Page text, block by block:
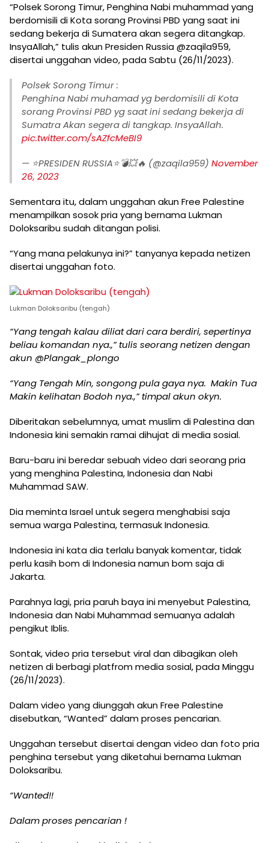
“Polsek Sorong Timur, Penghina Nabi muhammad yang
berdomisili di Kota sorang Provinsi PBD yang saat ini
sedang bekerja di Sumatera akan segera ditangkap.
InsyaAllah,” tulis akun Presiden Russia @zaqila959,
disertai unggahan video, pada Sabtu (26/11/2023).
Polsek Sorong Timur :
Penghina Nabi muhamad yg berdomisili di Kota
sorang Provinsi PBD yg saat ini sedang bekerja di
Sumatra Akan segera di tangkap. InsyaAllah.
pic.twitter.com/sAZfcMeBI9
— ⭐PRESIDEN RUSSIA⭐💣💥🔥 (@zaqila959) November
26, 2023
Sementara itu, dalam unggahan akun Free Palestine
menampilkan sosok pria yang bernama Lukman
Doloksaribu sudah ditangan polisi.
“Yang mana pelakunya ini?” tanyanya kepada netizen
disertai unggahan foto.
Lukman Doloksaribu (tengah)
“Yang tengah kalau diliat dari cara berdiri, sepertinya
beliau komandan nya.,” tulis seorang netizen dengan
akun @Plangak_plongo
“Yang Tengah Min, songong pula gaya nya. Makin Tua
Makin kelihatan Bodoh nya.,” timpal akun okyn.
Diberitakan sebelumnya, umat muslim di Palestina dan
Indonesia kini semakin ramai dihujat di media sosial.
Baru-baru ini beredar sebuah video dari seorang pria
yang menghina Palestina, Indonesia dan Nabi
Muhammad SAW.
Dia meminta Israel untuk segera menghabisi saja
semua warga Palestina, termasuk Indonesia.
Indonesia ini kata dia terlalu banyak komentar, tidak
perlu kasih bom di Indonesia namun bom saja di
Jakarta.
Parahnya lagi, pria paruh baya ini menyebut Palestina,
Indonesia dan Nabi Muhammad semuanya adalah
pengikut Iblis.
Sontak, video pria tersebut viral dan dibagikan oleh
netizen di berbagi platfrom media sosial, pada Minggu
(26/11/2023).
Dalam video yang diunggah akun Free Palestine
disebutkan, “Wanted” dalam proses pencarian.
Unggahan tersebut disertai dengan video dan foto pria
penghina tersebut yang diketahui bernama Lukman
Doloksaribu.
“Wanted!!
Dalam proses pencarian !